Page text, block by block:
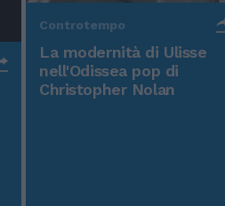
Controtempo
La modernità di Ulisse
nell'Odissea pop di
Christopher Nolan